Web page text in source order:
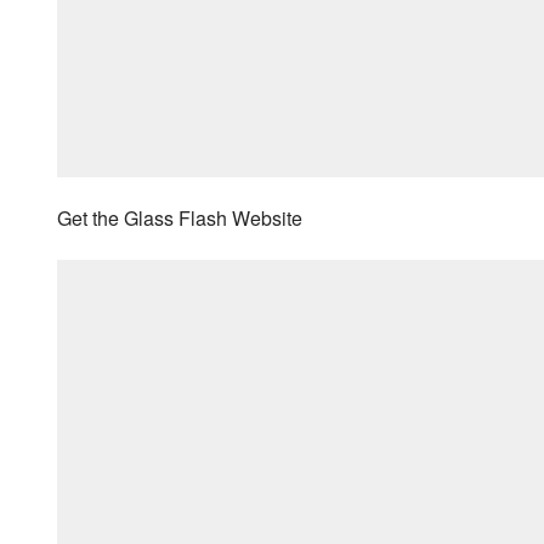
Get the Glass Flash Website